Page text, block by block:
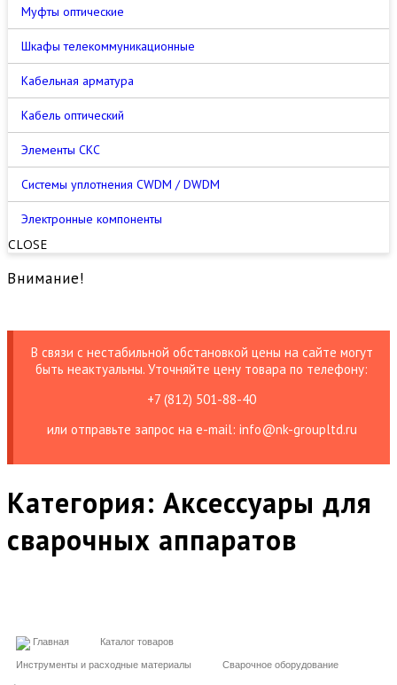
Муфты оптические
Шкафы телекоммуникационные
Кабельная арматура
Кабель оптический
Элементы СКС
Cистемы уплотнения CWDM / DWDM
Электронные компоненты
CLOSE
Внимание!
В связи с нестабильной обстановкой цены на сайте могут
быть неактуальны. Уточняйте цену товара по телефону:
+7 (812) 501-88-40
или отправьте запрос на е-mail: info@nk-groupltd.ru
Категория: Аксессуары для
сварочных аппаратов
Главная Каталог товаров
Инструменты и расходные материалы Сварочное оборудование